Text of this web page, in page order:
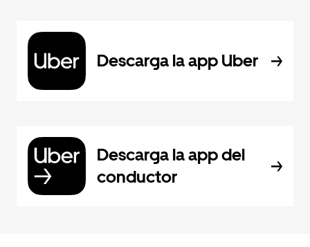
Descarga la app Uber
Descarga la app del
conductor